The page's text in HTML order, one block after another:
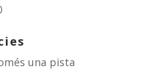
una pista